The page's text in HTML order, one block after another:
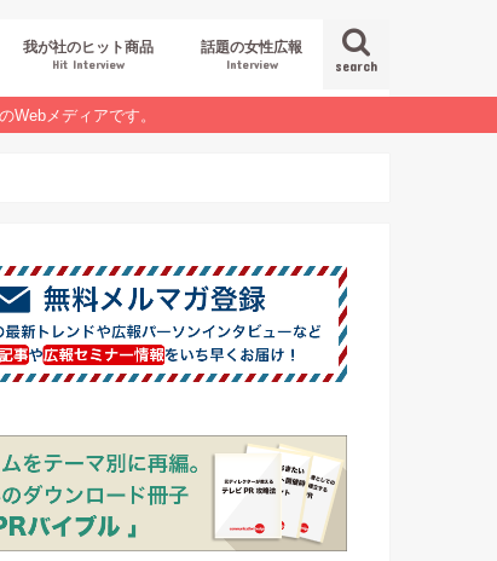
search
我が社のヒット商品
Hit Interview
話題の女性広報
Interview
Webメディアです。